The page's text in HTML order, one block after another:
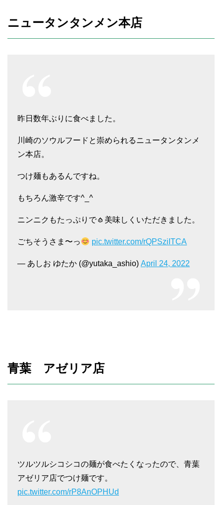
ニュータンタンメン本店
昨日数年ぶりに食べました。
川崎のソウルフードと崇められるニュータンタンメ
ン本店。
つけ麺もあるんですね。
もちろん激辛です^_^
ニンニクもたっぷりで🧄美味しくいただきました。
ごちそうさま〜っ pic.twitter.com/rQPSziITCA
— あしお ゆたか (@yutaka_ashio) April 24, 2022
青葉 アゼリア店
ツルツルシコシコの麺が食べたくなったので、青葉
アゼリア店でつけ麺です。
pic.twitter.com/rP8AnOPHUd